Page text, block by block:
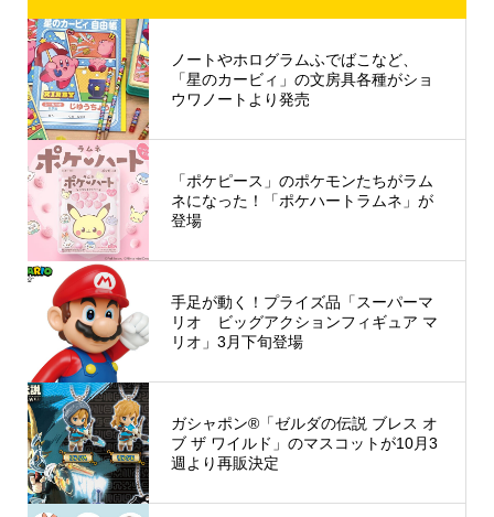
ノートやホログラムふでばこなど、
「星のカービィ」の文房具各種がショ
ウワノートより発売
「ポケピース」のポケモンたちがラム
ネになった！「ポケハートラムネ」が
登場
手足が動く！プライズ品「スーパーマ
リオ ビッグアクションフィギュア マ
リオ」3月下旬登場
ガシャポン®「ゼルダの伝説 ブレス オ
ブ ザ ワイルド」のマスコットが10月3
週より再販決定